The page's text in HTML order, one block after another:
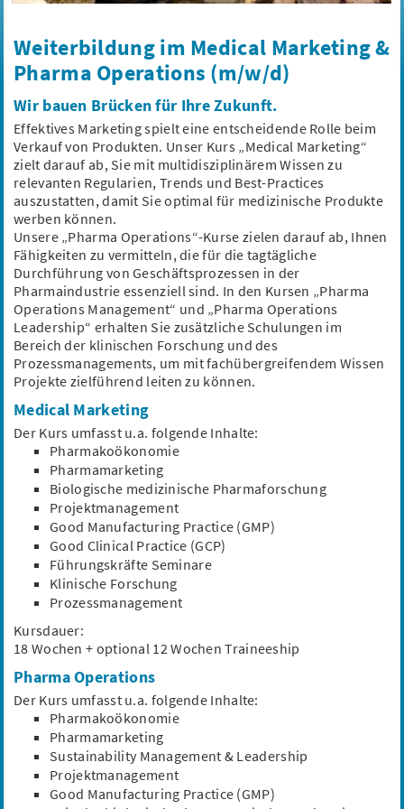
Weiterbildung im Medical Marketing &
Pharma Operations (m/w/d)
Wir bauen Brücken für Ihre Zukunft.
Effektives Marketing spielt eine entscheidende Rolle beim
Verkauf von Produkten. Unser Kurs „Medical Marketing“
zielt darauf ab, Sie mit multidisziplinärem Wissen zu
relevanten Regularien, Trends und Best-Practices
auszustatten, damit Sie optimal für medizinische Produkte
werben können.
Unsere „Pharma Operations“-Kurse zielen darauf ab, Ihnen
Fähigkeiten zu vermitteln, die für die tagtägliche
Durchführung von Geschäftsprozessen in der
Pharmaindustrie essenziell sind. In den Kursen „Pharma
Operations Management“ und „Pharma Operations
Leadership“ erhalten Sie zusätzliche Schulungen im
Bereich der klinischen Forschung und des
Prozessmanagements, um mit fachübergreifendem Wissen
Projekte zielführend leiten zu können.
Medical Marketing
Der Kurs umfasst u.a. folgende Inhalte:
Pharmakoökonomie
Pharmamarketing
Biologische medizinische Pharmaforschung
Projektmanagement
Good Manufacturing Practice (GMP)
Good Clinical Practice (GCP)
Führungskräfte Seminare
Klinische Forschung
Prozessmanagement
Kursdauer:
18 Wochen + optional 12 Wochen Traineeship
Pharma Operations
Der Kurs umfasst u.a. folgende Inhalte:
Pharmakoökonomie
Pharmamarketing
Sustainability Management & Leadership
Projektmanagement
Good Manufacturing Practice (GMP)
HGA - Gesundheitsakademie Hessen
Prozessmanagement GMP Weiterbildung
GCP
Pharmakoökonomie
Karrieremesse Schnellbewerbung
Weiterbildung in Clinical Project & Research
Management (m/w/d)
HGA - Gesundheitsakademie Hessen
Offenbach & Remote
Remote 44.358 €/Jahr
Clinical Project Management
Projektmanagement
Weiterbildung
GMP GCP
Weiterbildung: GMP Manager/in (m/w/d) mit
TÜV Rhld. gepr. Qualifikation –
Qualitätsmanagement für die
Pharmaindustrie
LVQ Weiterbildung und Beratung GmbH
Mülheim an der Ruhr,...
Homeoffice möglich
52.387 €/Jahr
GMP Qualitätsmanagement
Arbeitssicherheit
Umweltmanagement
Produktmanagement
Trainee Biologie, Medizin -
Gesundheitskommunikation (m/w/d)
Scholz & Friends Health GmbH
Frankfurt am Main, Hessen
51.299,51 €/Jahr